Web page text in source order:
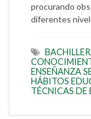
procurando
diferentes
ENSEÑANZA
HÁBITOS
TÉCNICAS DE